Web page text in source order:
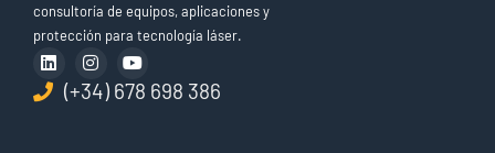
consultoría de equipos, aplicaciones y
protección para tecnología láser.
(+34) 678 698 386